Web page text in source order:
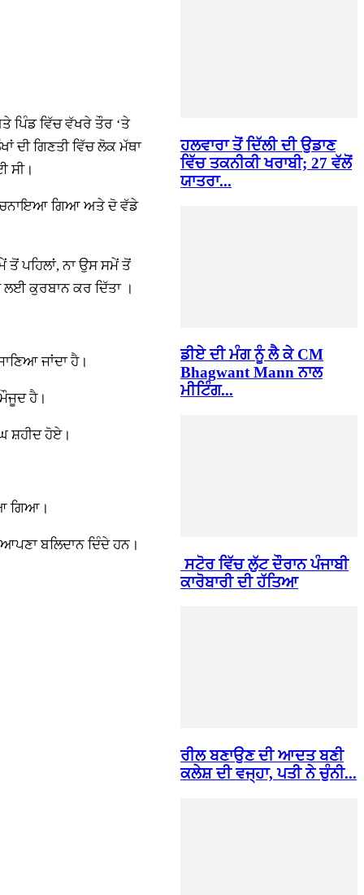
ਪਿੰਡ ਵਿੱਚ ਵੱਖਰੇ ਤੌਰ ‘ਤੇ
ਦੀ ਗਿਣਤੀ ਵਿੱਚ ਲੋਕ ਮੱਥਾ
ਸੀ।
ਚਨਾਇਆ ਗਿਆ ਅਤੇ ਦੋ ਵੱਡੇ
ਤੋਂ ਪਹਿਲਾਂ, ਨਾ ਉਸ ਸਮੇਂ ਤੋਂ
ਲਈ ਕੁਰਬਾਨ ਕਰ ਦਿੱਤਾ ।
ਜਾਂਦਾ ਹੈ।
ਹੈ।
ਸ਼ਹੀਦ ਹੋਏ।
ਗਿਆ।
ਆਪਣਾ ਬਲਿਦਾਨ ਦਿੰਦੇ ਹਨ।
ਹਲਵਾਰਾ ਤੋਂ ਦਿੱਲੀ ਦੀ ਉਡਾਣ
ਵਿੱਚ ਤਕਨੀਕੀ ਖਰਾਬੀ; 27 ਵੱਲੋਂ
ਯਾਤਰਾ...
ਡੀਏ ਦੀ ਮੰਗ ਨੂੰ ਲੈ ਕੇ CM
Bhagwant Mann ਨਾਲ
ਮੀਟਿੰਗ...
ਸਟੋਰ ਵਿੱਚ ਲੁੱਟ ਦੌਰਾਨ ਪੰਜਾਬੀ
ਕਾਰੋਬਾਰੀ ਦੀ ਹੱਤਿਆ
ਰੀਲ ਬਣਾਉਣ ਦੀ ਆਦਤ ਬਣੀ
ਕਲੇਸ਼ ਦੀ ਵਜ੍ਹਾ, ਪਤੀ ਨੇ ਚੁੰਨੀ...